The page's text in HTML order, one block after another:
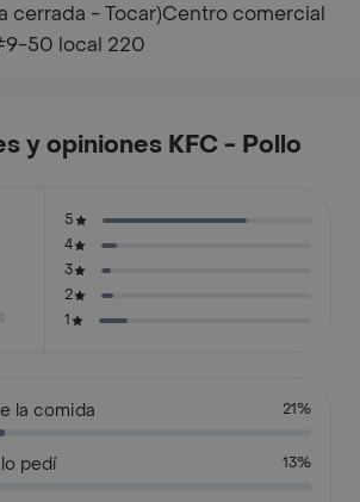
cerrada - Tocar)Centro comercial
50 local 220
y opiniones KFC - Pollo
5
4
3
2
1
la comida 21%
pedí 13%